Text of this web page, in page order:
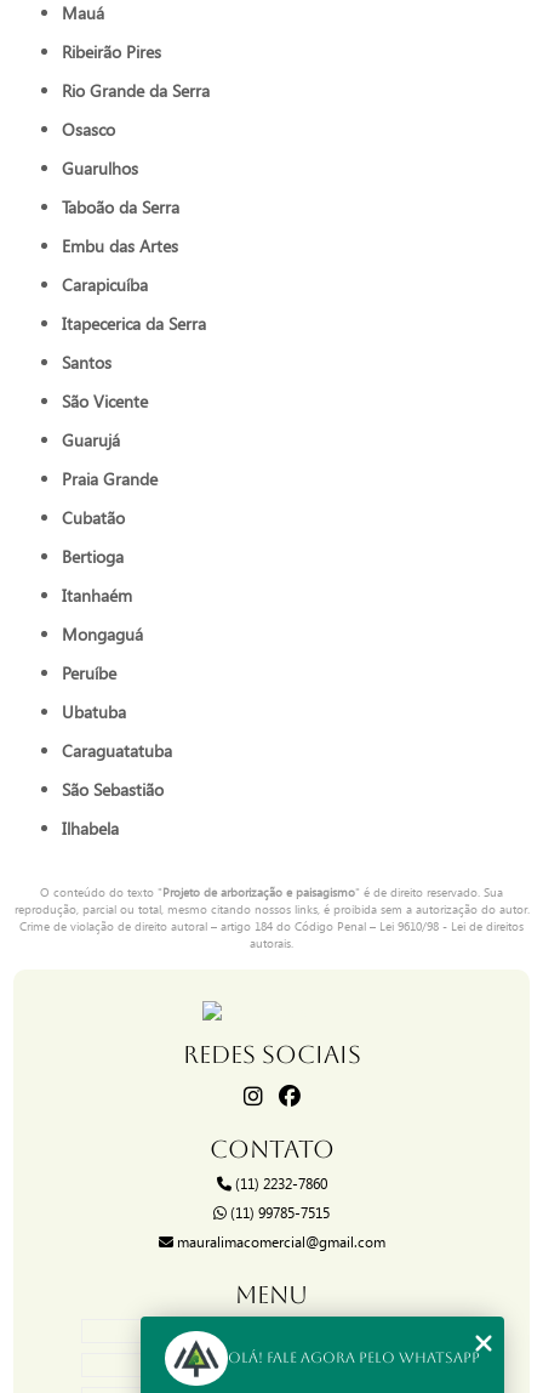
Mauá
Ribeirão Pires
Rio Grande da Serra
Osasco
Guarulhos
Taboão da Serra
Embu das Artes
Carapicuíba
Itapecerica da Serra
Santos
São Vicente
Guarujá
Praia Grande
Cubatão
Bertioga
Itanhaém
Mongaguá
Peruíbe
Ubatuba
Caraguatatuba
São Sebastião
Ilhabela
O conteúdo do texto "Projeto de arborização e paisagismo" é de direito reservado. Sua
reprodução, parcial ou total, mesmo citando nossos links, é proibida sem a autorização do autor.
Crime de violação de direito autoral – artigo 184 do Código Penal – Lei 9610/98 - Lei de direitos
autorais.
REDES SOCIAIS
CONTATO
(11) 2232-7860
(11) 99785-7515
mauralimacomercial@gmail.com
MENU
SOBRE
Olá! Fale agora pelo WhatsApp